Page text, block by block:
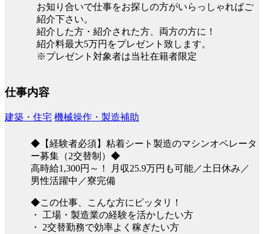
お知り合いで仕事をお探しの方がいらっしゃればご
紹介下さい。
紹介した方・紹介された方、両方の方に！
紹介料最大5万円をプレゼント致します。
※プレゼント対象者は当社在籍者限定
仕事内容
建築・住宅 機械操作・製造補助
◆【経験者必須】粘着シート製造のマシンオペレータ
ー募集（2交替制）◆
高時給1,300円～！ 月収25.9万円も可能／土日休み／
男性活躍中／寮完備
◆この仕事、こんな方にピッタリ！
・ 工場・製造業の経験を活かしたい方
・ 2交替勤務で効率よく稼ぎたい方